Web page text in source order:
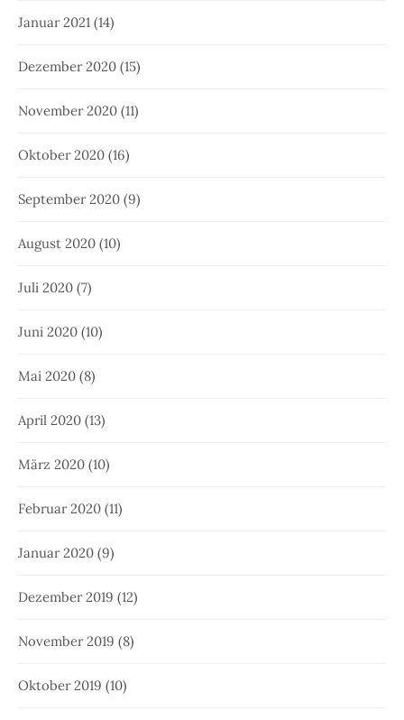
Januar 2021 (14)
Dezember 2020 (15)
November 2020 (11)
Oktober 2020 (16)
September 2020 (9)
August 2020 (10)
Juli 2020 (7)
Juni 2020 (10)
Mai 2020 (8)
April 2020 (13)
März 2020 (10)
Februar 2020 (11)
Januar 2020 (9)
Dezember 2019 (12)
November 2019 (8)
Oktober 2019 (10)